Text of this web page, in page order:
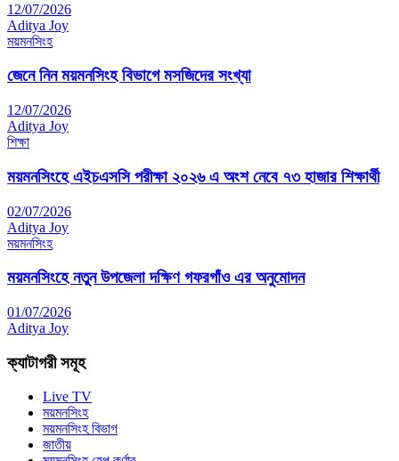
12/07/2026
Aditya Joy
ময়মনসিংহ
জেনে নিন ময়মনসিংহ বিভাগে মসজিদের সংখ্যা
12/07/2026
Aditya Joy
শিক্ষা
ময়মনসিংহে এইচএসসি পরীক্ষা ২০২৬ এ অংশ নেবে ৭৩ হাজার শিক্ষার্থী
02/07/2026
Aditya Joy
ময়মনসিংহ
ময়মনসিংহে নতুন উপজেলা দক্ষিণ গফরগাঁও এর অনুমোদন
01/07/2026
Aditya Joy
ক্যাটাগরী সমূহ
Live TV
ময়মনসিংহ
ময়মনসিংহ বিভাগ
জাতীয়